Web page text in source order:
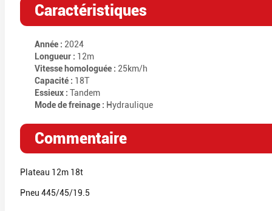
Caractéristiques
Année : 2024
Longueur : 12m
Vitesse homologuée : 25km/h
Capacité : 18T
Essieux : Tandem
Mode de freinage : Hydraulique
Commentaire
Plateau 12m 18t
Pneu 445/45/19.5